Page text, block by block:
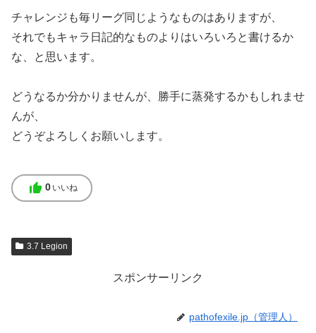
チャレンジも毎リーグ同じようなものはありますが、
それでもキャラ日記的なものよりはいろいろと書けるか
な、と思います。
どうなるか分かりませんが、勝手に蒸発するかもしれませ
んが、
どうぞよろしくお願いします。
thumb_up 0 いいね
3.7 Legion
スポンサーリンク
pathofexile.jp（管理人）